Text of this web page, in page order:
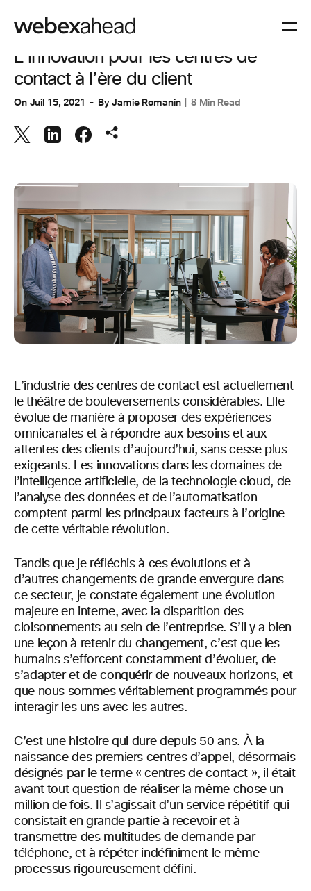
EXPÉRIENCE CLIENT
L’innovation pour les centres de
contact à l’ère du client
On Juil 15, 2021 ByJamie Romanin 8 Min Read
L’industrie des centres de contact est actuellement
le théâtre de bouleversements considérables. Elle
évolue de manière à proposer des expériences
omnicanales et à répondre aux besoins et aux
attentes des clients d’aujourd’hui, sans cesse plus
exigeants. Les innovations dans les domaines de
l’intelligence artificielle, de la technologie cloud, de
l’analyse des données et de l’automatisation
comptent parmi les principaux facteurs à l’origine
de cette véritable révolution.
Tandis que je réfléchis à ces évolutions et à
d’autres changements de grande envergure dans
ce secteur, je constate également une évolution
majeure en interne, avec la disparition des
cloisonnements au sein de l’entreprise. S’il y a bien
une leçon à retenir du changement, c’est que les
humains s’efforcent constamment d’évoluer, de
s’adapter et de conquérir de nouveaux horizons, et
que nous sommes véritablement programmés pour
interagir les uns avec les autres.
C’est une histoire qui dure depuis 50 ans. À la
naissance des premiers centres d’appel, désormais
désignés par le terme « centres de contact », il était
avant tout question de réaliser la même chose un
million de fois. Il s’agissait d’un service répétitif qui
consistait en grande partie à recevoir et à
transmettre des multitudes de demande par
téléphone, et à répéter indéfiniment le même
processus rigoureusement défini.